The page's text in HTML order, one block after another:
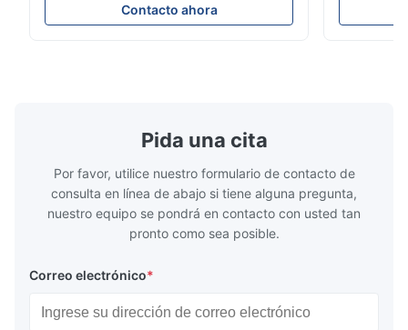
posición de instalación: vertical, horizontal
o en tuberías descendentes * Flange:
Contacto ahora
ensayo de
Pida una cita
Por favor, utilice nuestro formulario de contacto de
consulta en línea de abajo si tiene alguna pregunta,
nuestro equipo se pondrá en contacto con usted tan
pronto como sea posible.
Correo electrónico*